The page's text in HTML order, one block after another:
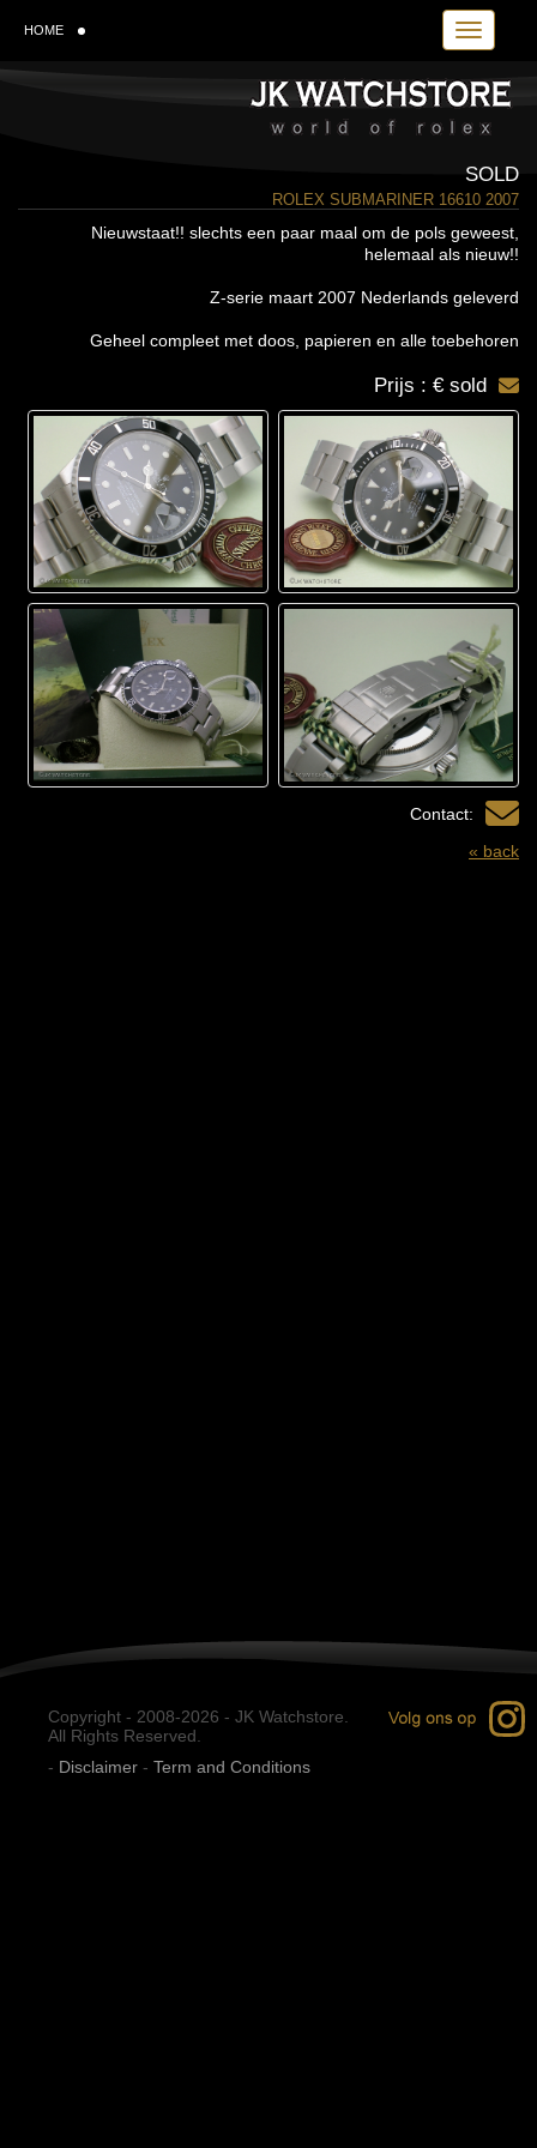
Toggle
HOME
SOLD
ROLEX SUBMARINER 16610 2007
Nieuwstaat!! slechts een paar maal om de pols geweest,
helemaal als nieuw!!
Z-serie maart 2007 Nederlands geleverd
Geheel compleet met doos, papieren en alle toebehoren
Prijs : € sold
Contact:
« back
Copyright - 2008-2026 - JK Watchstore.
All Rights Reserved.
- Disclaimer - Term and Conditions